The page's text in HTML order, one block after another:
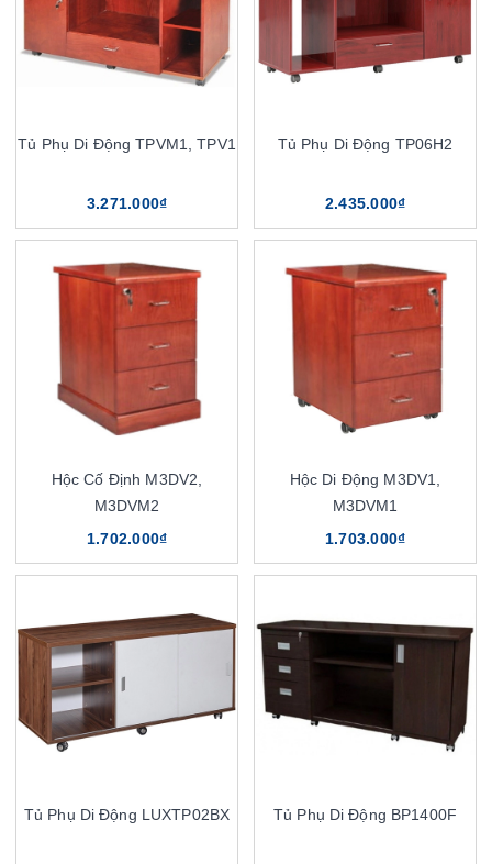
Tủ Phụ Di Động TPVM1, TPV1
3.271.000₫
Tủ Phụ Di Động TP06H2
2.435.000₫
Hộc Cố Định M3DV2,
M3DVM2
1.702.000₫
Hộc Di Động M3DV1,
M3DVM1
1.703.000₫
Tủ Phụ Di Động LUXTP02BX Tủ Phụ Di Động BP1400F